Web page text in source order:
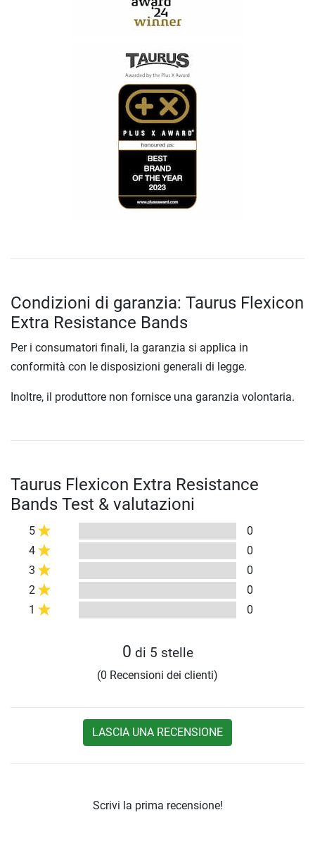
Condizioni di garanzia: Taurus Flexicon
Extra Resistance Bands
Per i consumatori finali, la garanzia si applica in
conformità con le disposizioni generali di legge.
Inoltre, il produttore non fornisce una garanzia volontaria.
Taurus Flexicon Extra Resistance
Bands Test & valutazioni
5
0
4
0
3
0
2
0
1
0
0 di 5 stelle
(0 Recensioni dei clienti)
LASCIA UNA RECENSIONE
Scrivi la prima recensione!